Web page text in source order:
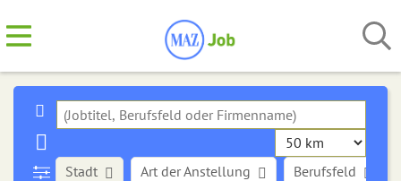
Stadt Art der Anstellung Berufsfeld